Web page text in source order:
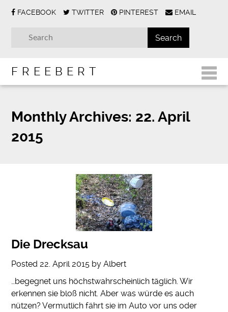
FACEBOOK TWITTER PINTEREST EMAIL
FREEBERT
Monthly Archives: 22. April
2015
Die Drecksau
Posted 22. April 2015 byAlbert
…begegnet uns höchstwahrscheinlich täglich. Wir
erkennen sie bloß nicht. Aber was würde es auch
nützen? Vermutlich fährt sie im Auto vor uns oder